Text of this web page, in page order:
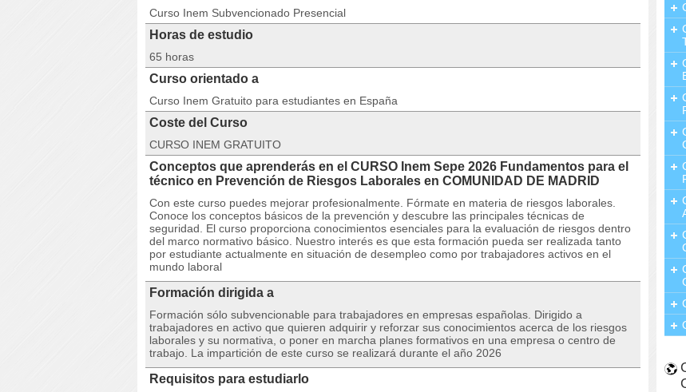
Curso Inem Subvencionado Presencial
Horas de estudio
65 horas
Curso orientado a
Curso Inem Gratuito para estudiantes en España
Coste del Curso
CURSO INEM GRATUITO
Conceptos que aprenderás en el CURSO Inem Sepe 2026 Fundamentos para el
técnico en Prevención de Riesgos Laborales en COMUNIDAD DE MADRID
Con este curso puedes mejorar profesionalmente. Fórmate en materia de riesgos laborales.
Conoce los conceptos básicos de la prevención y descubre las principales técnicas de
seguridad. El curso proporciona conocimientos esenciales para la evaluación de riesgos dentro
del marco normativo básico. Nuestro interés es que esta formación pueda ser realizada tanto
por estudiante actualmente en situación de desempleo como por trabajadores activos en el
mundo laboral
Formación dirigida a
Formación sólo subvencionable para trabajadores en empresas españolas. Dirigido a
trabajadores en activo que quieren adquirir y reforzar sus conocimientos acerca de los riesgos
laborales y su normativa, o poner en marcha planes formativos en una empresa o centro de
trabajo. La impartición de este curso se realizará durante el año 2026
Requisitos para estudiarlo